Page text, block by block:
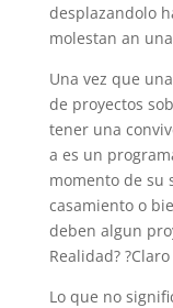
desplazandolo
molestan an
Una vez que
de proyectos
tener una
a es un
momento de su
casamiento o
deben algun
Realidad?
Lo que no